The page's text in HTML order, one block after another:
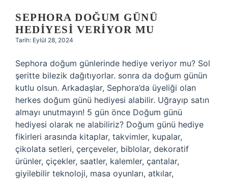
SEPHORA DOĞUM GÜNÜ
HEDIYESI VERIYOR MU
Tarih: Eylül 28, 2024
Sephora doğum günlerinde hediye veriyor mu? Sol
şeritte bilezik dağıtıyorlar. sonra da doğum günün
kutlu olsun. Arkadaşlar, Sephora’da üyeliği olan
herkes doğum günü hediyesi alabilir. Uğrayıp satın
almayı unutmayın! 5 gün önce Doğum günü
hediyesi olarak ne alabiliriz? Doğum günü hediye
fikirleri arasında kitaplar, takvimler, kupalar,
çikolata setleri, çerçeveler, biblolar, dekoratif
ürünler, çiçekler, saatler, kalemler, çantalar,
giyilebilir teknoloji, masa oyunları, atkılar,